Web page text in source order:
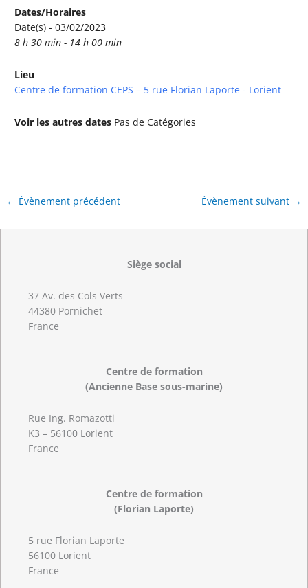
Dates/Horaires
Date(s) - 03/02/2023
8 h 30 min - 14 h 00 min
Lieu
Centre de formation CEPS – 5 rue Florian Laporte - Lorient
Voir les autres dates Pas de Catégories
← Évènement précédent Évènement suivant →
Siège social
37 Av. des Cols Verts
44380 Pornichet
France
Centre de formation
(Ancienne Base sous-marine)
Rue Ing. Romazotti
K3 – 56100 Lorient
France
Centre de formation
(Florian Laporte)
5 rue Florian Laporte
56100 Lorient
France